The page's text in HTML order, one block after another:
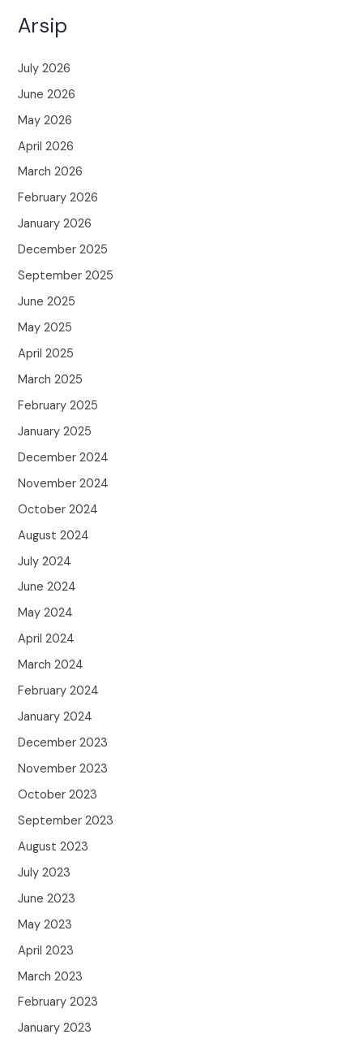
Arsip
July 2026
June 2026
May 2026
April 2026
March 2026
February 2026
January 2026
December 2025
September 2025
June 2025
May 2025
April 2025
March 2025
February 2025
January 2025
December 2024
November 2024
October 2024
August 2024
July 2024
June 2024
May 2024
April 2024
March 2024
February 2024
January 2024
December 2023
November 2023
October 2023
September 2023
August 2023
July 2023
June 2023
May 2023
April 2023
March 2023
February 2023
January 2023